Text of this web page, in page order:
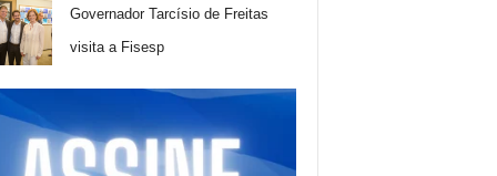
Governador Tarcísio de Freitas
visita a Fisesp